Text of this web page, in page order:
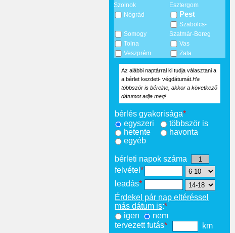
Szolnok
Esztergom
Nógrád
Pest
Somogy
Szabolcs-
Szatmár-Bereg
Tolna
Vas
Veszprém
Zala
Az alábbi naptárral ki tudja választani a
a bérlet kezdeti- végdátumát. Ha
többször is bérelne, akkor a következő
dátumot adja meg!
bérlés gyakorisága*
egyszeri
többször is
hetente
havonta
egyéb
bérleti napok száma
felvétel *
leadás*
Érdekel pár nap eltéréssel
más dátum is:*
igen
nem
tervezett futás*
km